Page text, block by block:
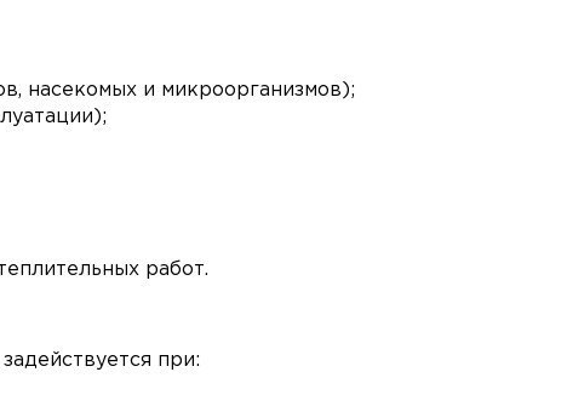
насекомых и микроорганизмов);
работ.
при: